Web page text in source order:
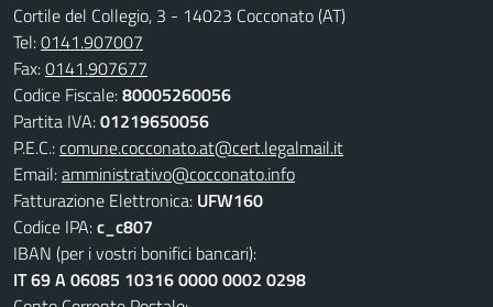
Cortile del Collegio, 3 - 14023 Cocconato (AT)
Tel:0141.907007
Fax:0141.907677
Codice Fiscale:80005260056
Partita IVA:01219650056
P.E.C.:comune.cocconato.at@cert.legalmail.it
Email:amministrativo@cocconato.info
Fatturazione Elettronica: UFW160
Codice IPA:c_c807
IBAN (per i vostri bonifici bancari):
IT 69 A 06085 10316 0000 0002 0298